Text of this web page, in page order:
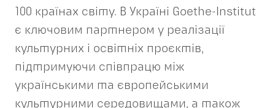
100 країнах світу. В Україні Goethe-Institut
є ключовим партнером у реалізації
культурних і освітніх проєктів,
підтримуючи співпрацю між
українськими та європейськими
культурними середовищами, а також